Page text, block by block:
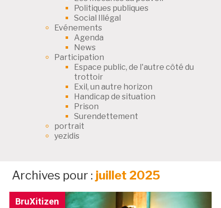
Politiques publiques
Social Illégal
Evénements
Agenda
News
Participation
Espace public, de l'autre côté du
trottoir
Exil, un autre horizon
Handicap de situation
Prison
Surendettement
portrait
yezidis
Archives pour : juillet 2025
BruXitizen